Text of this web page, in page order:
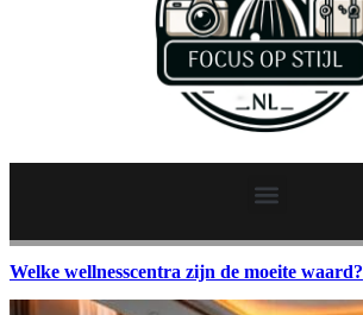
Welke wellnesscentra zijn de moeite waard?